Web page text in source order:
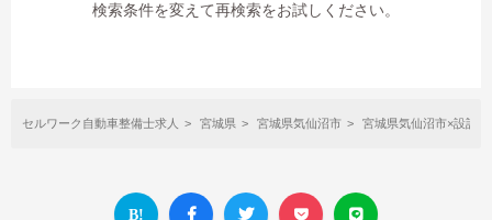
検索条件を変えて再検索をお試しください。
セルワーク自動車整備士求人 宮城県 宮城県気仙沼市 宮城県気仙沼市×設計